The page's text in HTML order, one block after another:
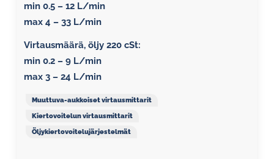
min 0.5 – 12 L/min
max 4 – 33 L/min
Virtausmäärä, öljy 220 cSt:
min 0.2 – 9 L/min
max 3 – 24 L/min
Muuttuva-aukkoiset virtausmittarit
Kiertovoitelun virtausmittarit
Öljykiertovoitelujärjestelmät